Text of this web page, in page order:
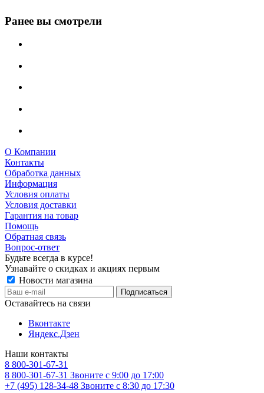
Ранее вы смотрели
О Компании
Контакты
Обработка данных
Информация
Условия оплаты
Условия доставки
Гарантия на товар
Помощь
Обратная связь
Вопрос-ответ
Будьте всегда в курсе!
Узнавайте о скидках и акциях первым
Новости магазина
Оставайтесь на связи
Вконтакте
Яндекс.Дзен
Наши контакты
8 800-301-67-31
8 800-301-67-31 Звоните с 9:00 до 17:00
+7 (495) 128-34-48 Звоните с 8:30 до 17:30